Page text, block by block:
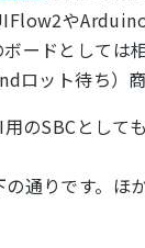
や
ードとしては
ロット待ち）商
用のSBCとし
通りです。ほ